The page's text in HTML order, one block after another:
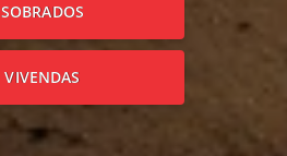
SOBRADOS
VIVENDAS